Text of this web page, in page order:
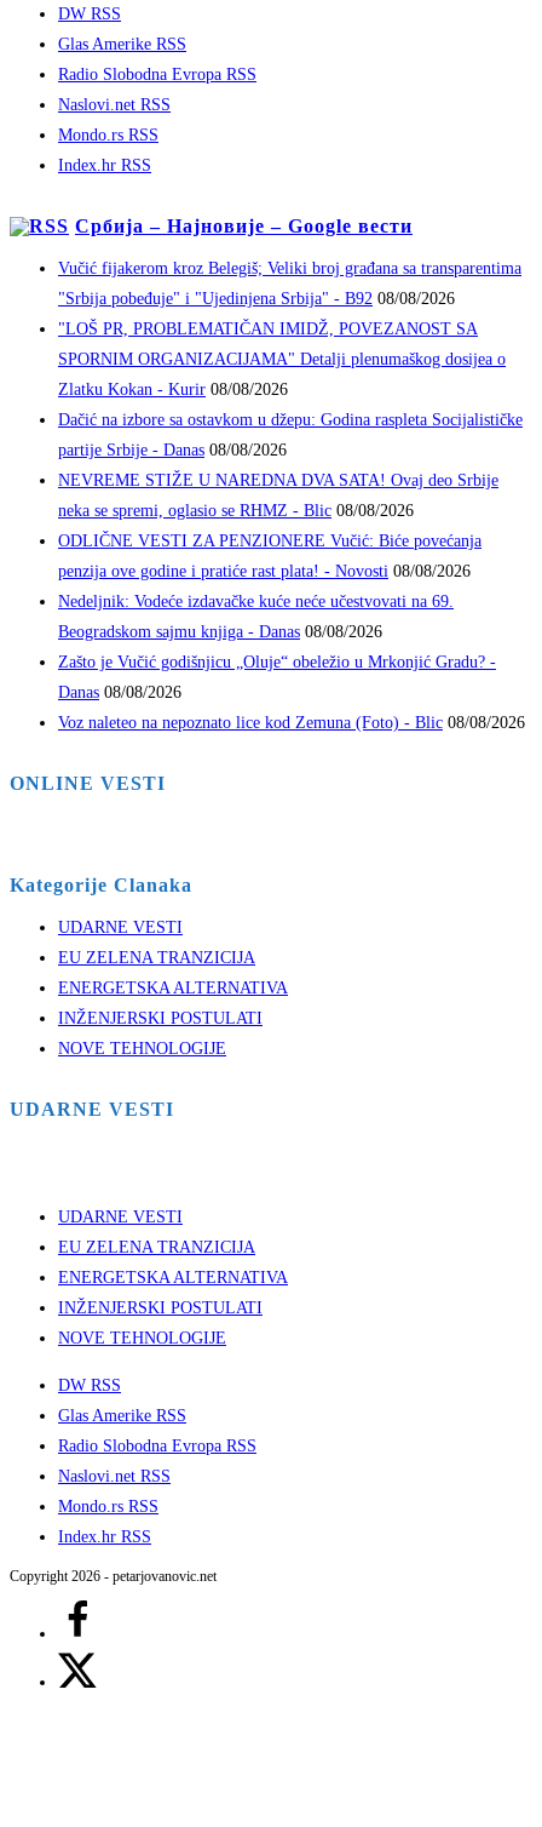
DW RSS
Glas Amerike RSS
Radio Slobodna Evropa RSS
Naslovi.net RSS
Mondo.rs RSS
Index.hr RSS
Србија – Најновије – Google вести
Vučić fijakerom kroz Belegiš; Veliki broj građana sa transparentima
"Srbija pobeđuje" i "Ujedinjena Srbija" - B92 08/08/2026
"LOŠ PR, PROBLEMATIČAN IMIDŽ, POVEZANOST SA
SPORNIM ORGANIZACIJAMA" Detalji plenumaškog dosijea o
Zlatku Kokan - Kurir 08/08/2026
Dačić na izbore sa ostavkom u džepu: Godina raspleta Socijalističke
partije Srbije - Danas 08/08/2026
NEVREME STIŽE U NAREDNA DVA SATA! Ovaj deo Srbije
neka se spremi, oglasio se RHMZ - Blic 08/08/2026
ODLIČNE VESTI ZA PENZIONERE Vučić: Biće povećanja
penzija ove godine i pratiće rast plata! - Novosti 08/08/2026
Nedeljnik: Vodeće izdavačke kuće neće učestvovati na 69.
Beogradskom sajmu knjiga - Danas 08/08/2026
Zašto je Vučić godišnjicu „Oluje“ obeležio u Mrkonjić Gradu? -
Danas 08/08/2026
Voz naleteo na nepoznato lice kod Zemuna (Foto) - Blic 08/08/2026
ONLINE VESTI
Kategorije Clanaka
UDARNE VESTI
EU ZELENA TRANZICIJA
ENERGETSKA ALTERNATIVA
INŽENJERSKI POSTULATI
NOVE TEHNOLOGIJE
UDARNE VESTI
UDARNE VESTI
EU ZELENA TRANZICIJA
ENERGETSKA ALTERNATIVA
INŽENJERSKI POSTULATI
NOVE TEHNOLOGIJE
DW RSS
Glas Amerike RSS
Radio Slobodna Evropa RSS
Naslovi.net RSS
Mondo.rs RSS
Index.hr RSS
Copyright 2026 - petarjovanovic.net